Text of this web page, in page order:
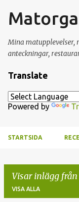
Mina matupplevelser,
anteckningar,
Translate
Powered by
STARTSIDA
Visar inlägg från
VISA ALLA